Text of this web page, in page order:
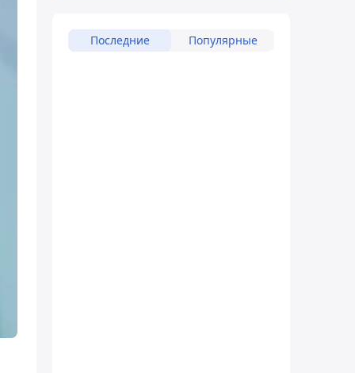
Последние Популярные